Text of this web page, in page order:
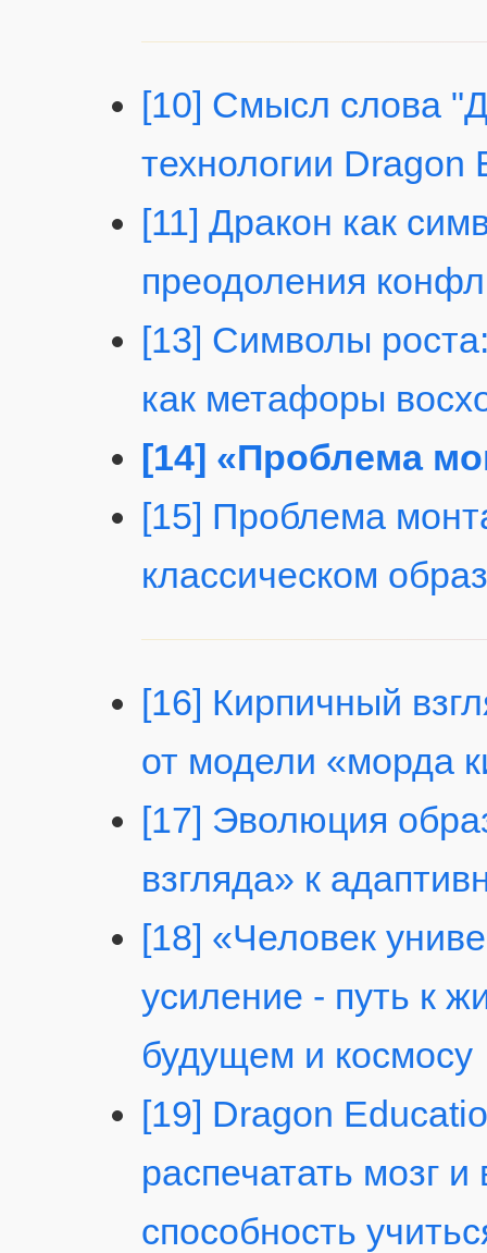
[10] Смысл слова
технологии Dragon
[11] Дракон как
преодоления
[13] Символы
как метафоры
[14] «Проблема
[15] Проблема
классическом
[16] Кирпичный
от модели «морда
[17] Эволюция
взгляда» к
[18] «Человек
усиление - путь к
будущем и космосу
[19] Dragon
распечатать мозг
способность